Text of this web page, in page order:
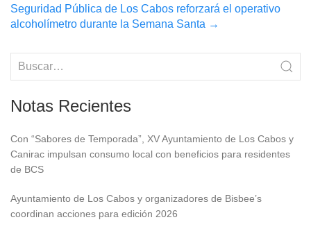
Seguridad Pública de Los Cabos reforzará el operativo
alcoholímetro durante la Semana Santa →
Notas Recientes
Con “Sabores de Temporada”, XV Ayuntamiento de Los Cabos y
Canirac impulsan consumo local con beneficios para residentes
de BCS
Ayuntamiento de Los Cabos y organizadores de Bisbee’s
coordinan acciones para edición 2026